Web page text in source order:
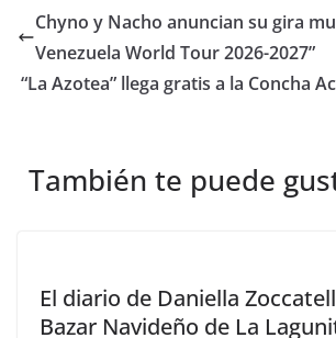
Chyno y Nacho anuncian su gira
Venezuela World Tour 2026-2027”
“La Azotea” llega gratis a la Concha
También te puede
El diario de Daniella
Bazar Navideño de La